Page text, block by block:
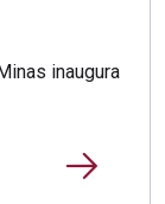
inaugura